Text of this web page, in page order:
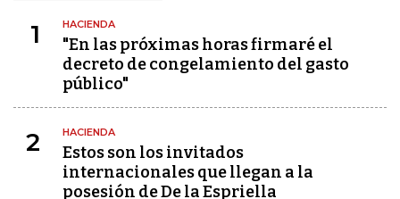
1 HACIENDA
"En las próximas horas firmaré el
decreto de congelamiento del gasto
público"
2 HACIENDA
Estos son los invitados
internacionales que llegan a la
posesión de De la Espriella